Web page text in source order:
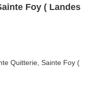
Foy ( Landes